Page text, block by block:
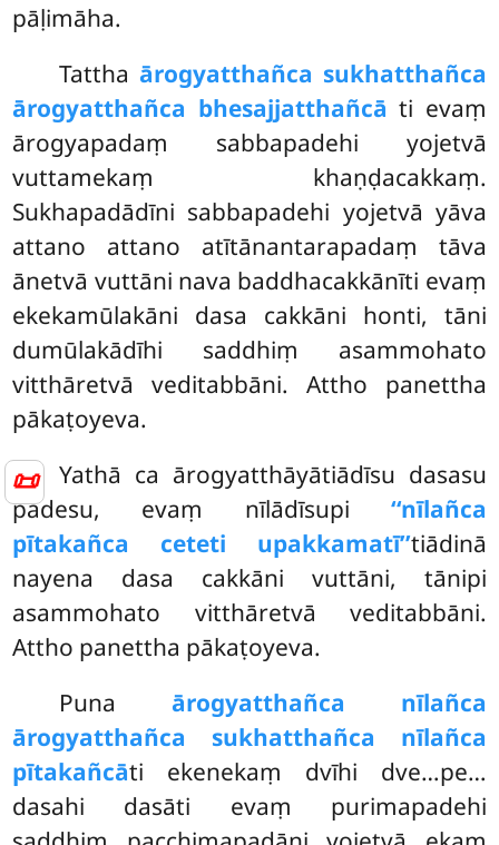
📜
pāḷimāha.
Tattha ārogyatthañca sukhatthañca
ārogyatthañca bhesajjatthañcā ti evaṃ
ārogyapadaṃ sabbapadehi yojetvā
vuttamekaṃ khaṇḍacakkaṃ.
Sukhapadādīni sabbapadehi yojetvā yāva
attano attano atītānantarapadaṃ tāva
ānetvā vuttāni nava baddhacakkānīti evaṃ
ekekamūlakāni dasa cakkāni honti, tāni
dumūlakādīhi saddhiṃ asammohato
vitthāretvā veditabbāni. Attho panettha
pākaṭoyeva.
Yathā ca ārogyatthāyātiādīsu dasasu
padesu, evaṃ nīlādīsupi ‘‘nīlañca
pītakañca ceteti upakkamatī’’tiādinā
nayena dasa cakkāni vuttāni, tānipi
asammohato vitthāretvā veditabbāni.
Attho panettha pākaṭoyeva.
Puna ārogyatthañca nīlañca
ārogyatthañca sukhatthañca nīlañca
pītakañcāti ekenekaṃ dvīhi dve…pe…
dasahi dasāti evaṃ purimapadehi